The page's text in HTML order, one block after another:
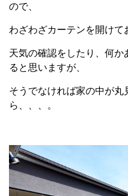
ので、
わざわざカーテンを開けて
天気の確認をしたり、何
ると思いますが、
そうでなければ家の中が
ら、、、。